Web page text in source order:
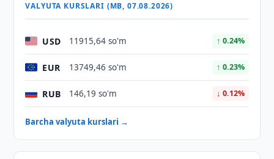
VALYUTA KURSLARI (MB, 07.08.2026)
USD 11915,64 so'm ↑ 0.24%
EUR 13749,46 so'm ↑ 0.23%
RUB 146,19 so'm ↓ 0.12%
Barcha valyuta kurslari →